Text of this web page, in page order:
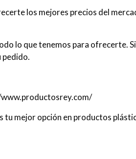
los mejores precios del
lo que tenemos para ofrecerte.
pedido.
tu mejor opción en productos